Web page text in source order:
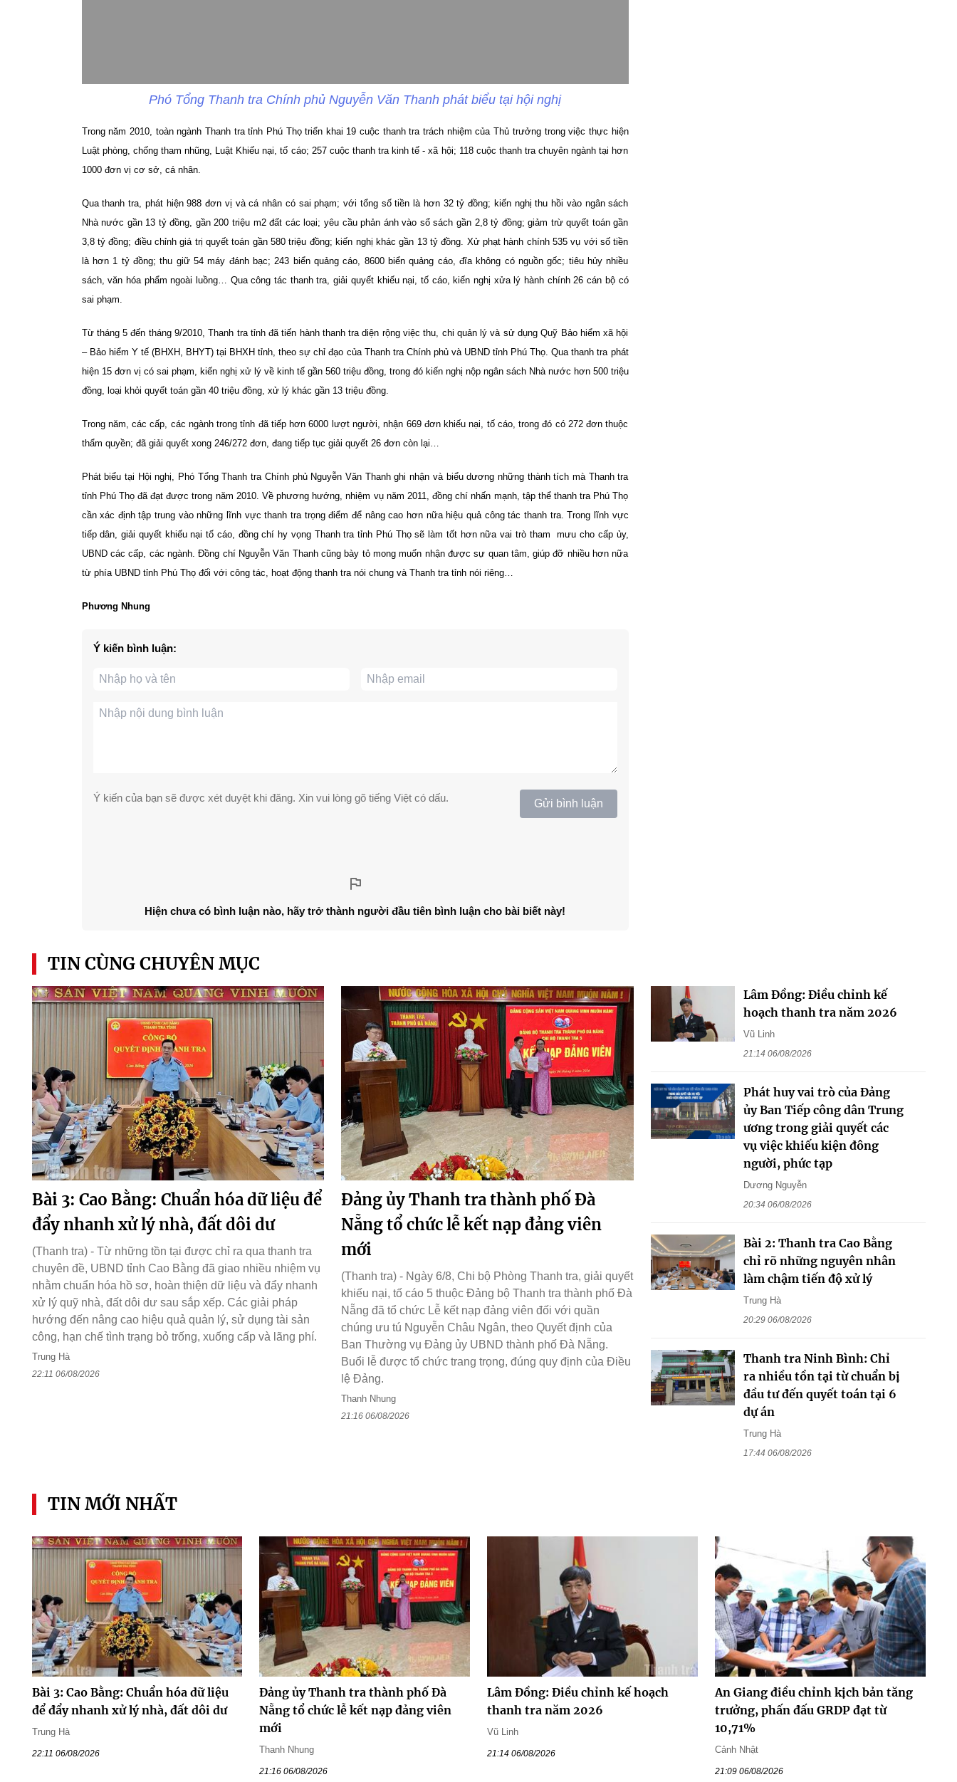
Phó Tổng Thanh tra Chính phủ Nguyễn Văn Thanh phát biểu tại hội nghị
Trong năm 2010, toàn ngành Thanh tra tỉnh Phú Thọ triển khai 19 cuộc thanh tra trách nhiệm của Thủ trưởng trong việc thực hiện
Luật phòng, chống tham nhũng, Luật Khiếu nại, tố cáo; 257 cuộc thanh tra kinh tế - xã hội; 118 cuộc thanh tra chuyên ngành tại hơn
1000 đơn vị cơ sở, cá nhân.
Qua thanh tra, phát hiện 988 đơn vị và cá nhân có sai phạm; với tổng số tiền là hơn 32 tỷ đồng; kiến nghị thu hồi vào ngân sách
Nhà nước gần 13 tỷ đồng, gần 200 triệu m2 đất các loại; yêu cầu phản ánh vào sổ sách gần 2,8 tỷ đồng; giảm trừ quyết toán gần
3,8 tỷ đồng; điều chỉnh giá trị quyết toán gần 580 triệu đồng; kiến nghị khác gần 13 tỷ đồng. Xử phạt hành chính 535 vụ với số tiền
là hơn 1 tỷ đồng; thu giữ 54 máy đánh bạc; 243 biển quảng cáo, 8600 biển quảng cáo, đĩa không có nguồn gốc; tiêu hủy nhiều
sách, văn hóa phẩm ngoài luồng… Qua công tác thanh tra, giải quyết khiếu nại, tố cáo, kiến nghị xửa lý hành chính 26 cán bộ có
sai phạm.
Từ tháng 5 đến tháng 9/2010, Thanh tra tỉnh đã tiến hành thanh tra diện rộng việc thu, chi quản lý và sử dụng Quỹ Bảo hiểm xã hội
– Bảo hiểm Y tế (BHXH, BHYT) tại BHXH tỉnh, theo sự chỉ đạo của Thanh tra Chính phủ và UBND tỉnh Phú Thọ. Qua thanh tra phát
hiện 15 đơn vị có sai phạm, kiến nghị xử lý về kinh tế gần 560 triệu đồng, trong đó kiến nghị nộp ngân sách Nhà nước hơn 500 triệu
đồng, loại khỏi quyết toán gần 40 triệu đồng, xử lý khác gần 13 triệu đồng.
Trong năm, các cấp, các ngành trong tỉnh đã tiếp hơn 6000 lượt người, nhận 669 đơn khiếu nại, tố cáo, trong đó có 272 đơn thuộc
thẩm quyền; đã giải quyết xong 246/272 đơn, đang tiếp tục giải quyết 26 đơn còn lại…
Phát biểu tại Hội nghị, Phó Tổng Thanh tra Chính phủ Nguyễn Văn Thanh ghi nhận và biểu dương những thành tích mà Thanh tra
tỉnh Phú Thọ đã đạt được trong năm 2010. Về phương hướng, nhiệm vụ năm 2011, đồng chí nhấn mạnh, tập thể thanh tra Phú Thọ
cần xác định tập trung vào những lĩnh vực thanh tra trọng điểm để nâng cao hơn nữa hiệu quả công tác thanh tra. Trong lĩnh vực
tiếp dân, giải quyết khiếu nại tố cáo, đồng chí hy vọng Thanh tra tỉnh Phú Thọ sẽ làm tốt hơn nữa vai trò tham
mưu cho cấp ủy,
UBND các cấp, các ngành. Đồng chí Nguyễn Văn Thanh cũng bày tỏ mong muốn nhận được sự quan tâm, giúp đỡ nhiều hơn nữa
từ phía UBND tỉnh Phú Thọ đối với công tác, hoạt động thanh tra nói chung và Thanh tra tỉnh nói riêng…
Phương Nhung
Ý kiến bình luận:
Ý kiến của bạn sẽ được xét duyệt khi đăng. Xin vui lòng gõ tiếng Việt có dấu. Gửi bình luận
Hiện chưa có bình luận nào, hãy trở thành người đầu tiên bình luận cho bài biết này!
TIN CÙNG CHUYÊN MỤC
Bài 3: Cao Bằng: Chuẩn hóa dữ liệu để
đẩy nhanh xử lý nhà, đất dôi dư
(Thanh tra) - Từ những tồn tại được chỉ ra qua thanh tra
chuyên đề, UBND tỉnh Cao Bằng đã giao nhiều nhiệm vụ
nhằm chuẩn hóa hồ sơ, hoàn thiện dữ liệu và đẩy nhanh
xử lý quỹ nhà, đất dôi dư sau sắp xếp. Các giải pháp
hướng đến nâng cao hiệu quả quản lý, sử dụng tài sản
công, hạn chế tình trạng bỏ trống, xuống cấp và lãng phí.
Trung Hà
22:11 06/08/2026
Đảng ủy Thanh tra thành phố Đà
Nẵng tổ chức lễ kết nạp đảng viên
mới
(Thanh tra) - Ngày 6/8, Chi bộ Phòng Thanh tra, giải quyết
khiếu nại, tố cáo 5 thuộc Đảng bộ Thanh tra thành phố Đà
Nẵng đã tổ chức Lễ kết nạp đảng viên đối với quần
chúng ưu tú Nguyễn Châu Ngân, theo Quyết định của
Ban Thường vụ Đảng ủy UBND thành phố Đà Nẵng.
Buổi lễ được tổ chức trang trọng, đúng quy định của Điều
lệ Đảng.
Thanh Nhung
21:16 06/08/2026
Lâm Đồng: Điều chỉnh kế
hoạch thanh tra năm 2026
Vũ Linh
21:14 06/08/2026
Phát huy vai trò của Đảng
ủy Ban Tiếp công dân Trung
ương trong giải quyết các
vụ việc khiếu kiện đông
người, phức tạp
Dương Nguyễn
20:34 06/08/2026
Bài 2: Thanh tra Cao Bằng
chỉ rõ những nguyên nhân
làm chậm tiến độ xử lý
Trung Hà
20:29 06/08/2026
Thanh tra Ninh Bình: Chỉ
ra nhiều tồn tại từ chuẩn bị
đầu tư đến quyết toán tại 6
dự án
Trung Hà
17:44 06/08/2026
TIN MỚI NHẤT
Bài 3: Cao Bằng: Chuẩn hóa dữ liệu
để đẩy nhanh xử lý nhà, đất dôi dư
Trung Hà
22:11 06/08/2026
Đảng ủy Thanh tra thành phố Đà
Nẵng tổ chức lễ kết nạp đảng viên
mới
Thanh Nhung
21:16 06/08/2026
Lâm Đồng: Điều chỉnh kế hoạch
thanh tra năm 2026
Vũ Linh
21:14 06/08/2026
An Giang điều chỉnh kịch bản tăng
trưởng, phấn đấu GRDP đạt từ
10,71%
Cảnh Nhật
21:09 06/08/2026